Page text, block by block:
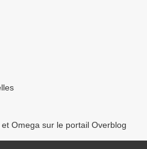
Omega sur le portail Overblog